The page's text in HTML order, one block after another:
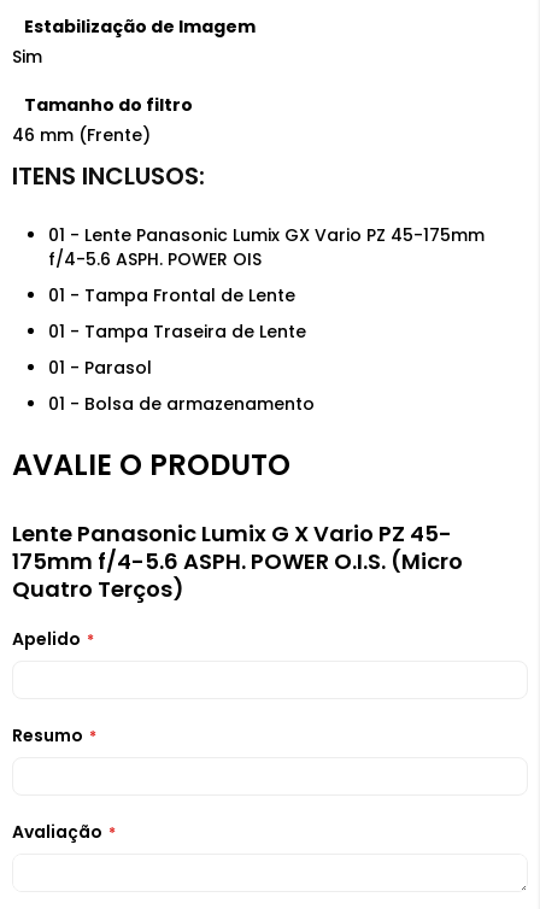
Estabilização de Imagem
Sim
Tamanho do filtro
46 mm (Frente)
01 - Lente Panasonic Lumix GX Vario PZ 45-175mm
f/4-5.6 ASPH. POWER OIS
01 - Tampa Frontal de Lente
01 - Tampa Traseira de Lente
01 - Parasol
01 - Bolsa de armazenamento
AVALIE O PRODUTO
Lente Panasonic Lumix G X Vario PZ 45-
175mm f/4-5.6 ASPH. POWER O.I.S. (Micro
Quatro Terços)
Apelido
Resumo
Avaliação